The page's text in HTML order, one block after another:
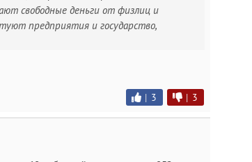
свободные деньги от физлиц и
предприятия и государство,
| 3 | 3